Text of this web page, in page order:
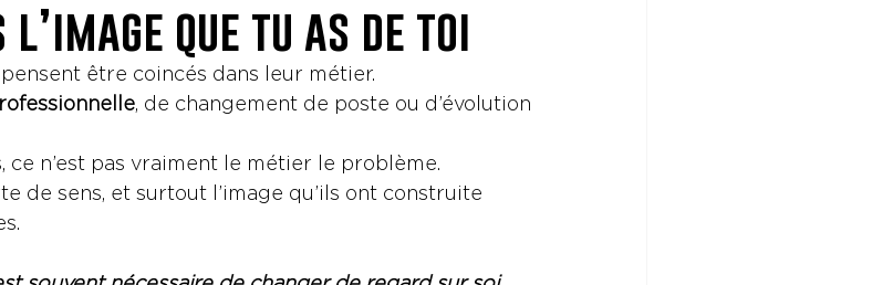
l’image que tu as de toi
être coincés dans leur métier.
, de changement de poste ou d’évolution
ce n’est pas vraiment le métier le problème.
de sens, et surtout l’image qu’ils ont construite